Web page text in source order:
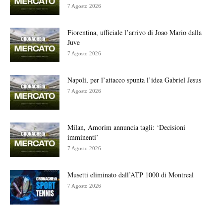
7 Agosto 2026
Fiorentina, ufficiale l’arrivo di Joao Mario dalla
Juve
7 Agosto 2026
Napoli, per l’attacco spunta l’idea Gabriel Jesus
7 Agosto 2026
Milan, Amorim annuncia tagli: ‘Decisioni
imminenti’
7 Agosto 2026
Musetti eliminato dall’ATP 1000 di Montreal
7 Agosto 2026